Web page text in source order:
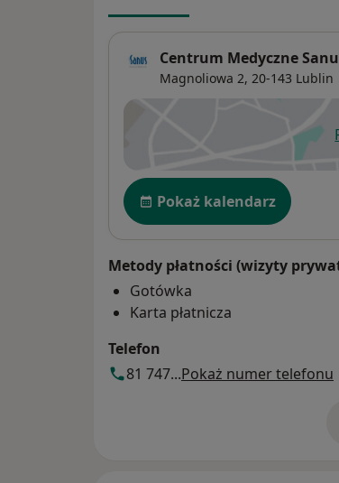
Centrum Medyczne
Magnoliowa 2, 20-143 Lublin
Dostępność
Pokaż kalendarz
Metody płatności (wizyty
Gotówka
Karta płatnicza
Telefon
81 747...Pokaż numer telefonu